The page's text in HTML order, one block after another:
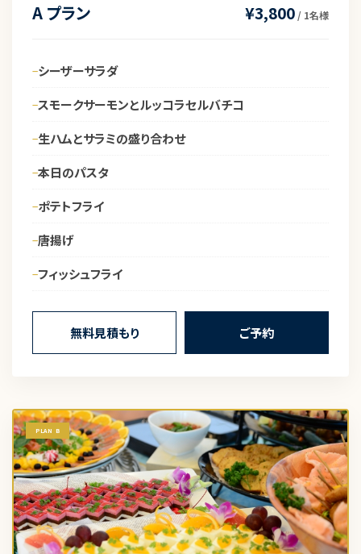
A プラン ¥3,800 / 1名様
シーザーサラダ
スモークサーモンとルッコラセルバチコ
生ハムとサラミの盛り合わせ
本日のパスタ
ポテトフライ
唐揚げ
フィッシュフライ
無料見積もり ご予約
PLAN B